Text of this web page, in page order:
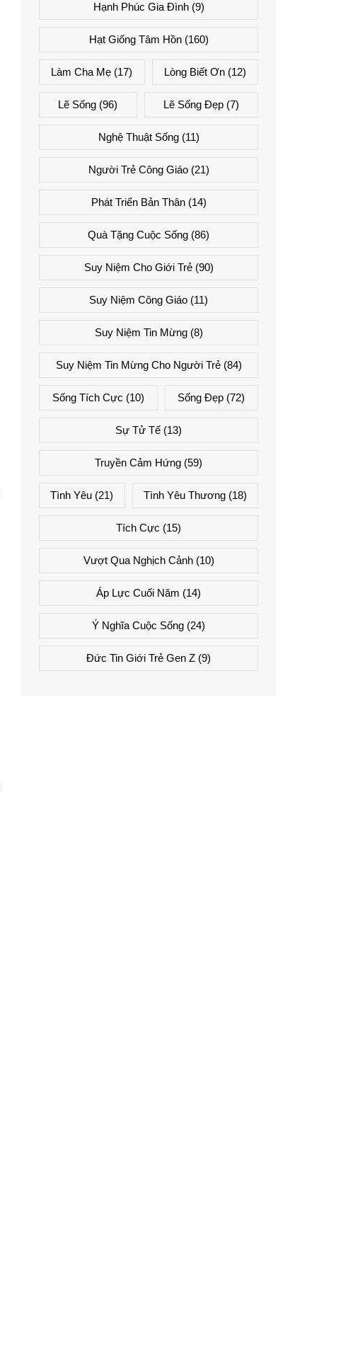
Hạnh Phúc Gia Đình(9)
Hạt Giống Tâm Hồn(160)
Làm Cha Mẹ (17) Lòng Biết Ơn(12)
Lẽ Sống (96) Lẽ Sống Đẹp(7)
Nghệ Thuật Sống(11)
Người Trẻ Công Giáo(21)
Phát Triển Bản Thân(14)
Quà Tặng Cuộc Sống (86)
Suy Niệm Cho Giới Trẻ(90)
Suy Niệm Công Giáo (11)
Suy Niệm Tin Mừng(8)
Suy Niệm Tin Mừng Cho Người Trẻ(84)
Sống Tích Cực (10) Sống Đẹp (72)
Sự Tử Tế (13)
Truyền Cảm Hứng (59)
Tình Yêu (21) Tình Yêu Thương(18)
Tích Cực (15)
Vượt Qua Nghịch Cảnh(10)
Áp Lực Cuối Năm (14)
Ý Nghĩa Cuộc Sống (24)
Đức Tin Giới Trẻ Gen Z (9)